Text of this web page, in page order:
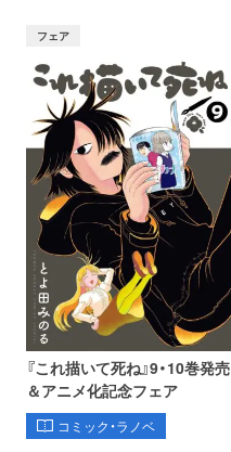
フェア
『これ描いて死ね』9・10巻発売
＆アニメ化記念フェア
コミック・ラノベ